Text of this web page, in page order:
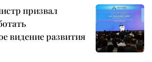
призвал
видение развития